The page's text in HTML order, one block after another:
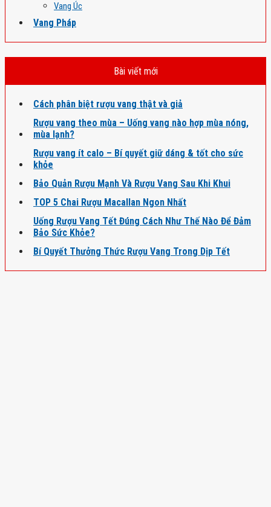
Vang Úc
Vang Pháp
Bài viết mới
Cách phân biệt rượu vang thật và giả
Rượu vang theo mùa – Uống vang nào hợp mùa nóng,
mùa lạnh?
Rượu vang ít calo – Bí quyết giữ dáng & tốt cho sức
khỏe
Bảo Quản Rượu Mạnh Và Rượu Vang Sau Khi Khui
TOP 5 Chai Rượu Macallan Ngon Nhất
Uống Rượu Vang Tết Đúng Cách Như Thế Nào Để Đảm
Bảo Sức Khỏe?
Bí Quyết Thưởng Thức Rượu Vang Trong Dịp Tết